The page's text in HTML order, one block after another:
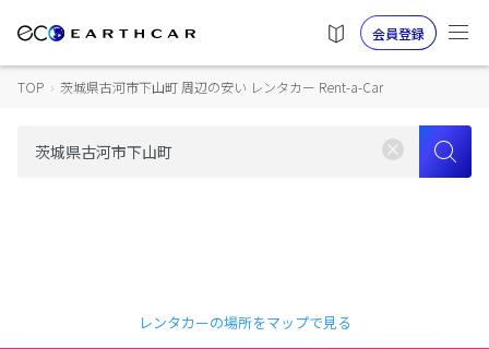
会員登録
TOP › 茨城県古河市下山町 周辺の安い レンタカー Rent-a-Car
レンタカーの場所をマップで見る